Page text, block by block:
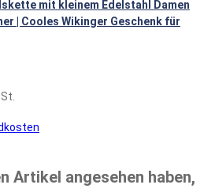
mit kleinem Edelstahl Damen
| Cooles Wikinger Geschenk für
Artikel angesehen haben,